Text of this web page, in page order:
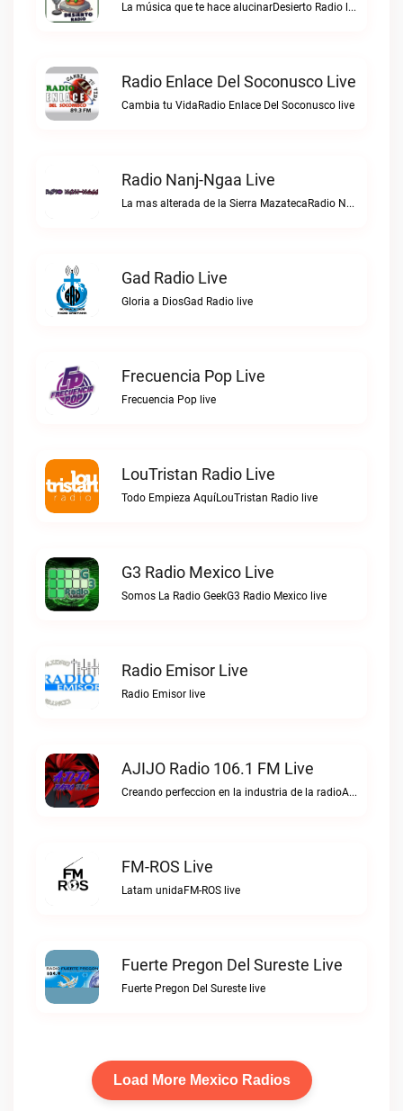
La música que te hace alucinarDesierto Radio live
Radio Enlace Del Soconusco Live
Cambia tu VidaRadio Enlace Del Soconusco live
Radio Nanj-Ngaa Live
La mas alterada de la Sierra MazatecaRadio Nanj-Ngaa live
Gad Radio Live
Gloria a DiosGad Radio live
Frecuencia Pop Live
Frecuencia Pop live
LouTristan Radio Live
Todo Empieza AquíLouTristan Radio live
G3 Radio Mexico Live
Somos La Radio GeekG3 Radio Mexico live
Radio Emisor Live
Radio Emisor live
AJIJO Radio 106.1 FM Live
Creando perfeccion en la industria de la radioAJIJO Radio 106.1 FM live
FM-ROS Live
Latam unidaFM-ROS live
Fuerte Pregon Del Sureste Live
Fuerte Pregon Del Sureste live
Load More Mexico Radios